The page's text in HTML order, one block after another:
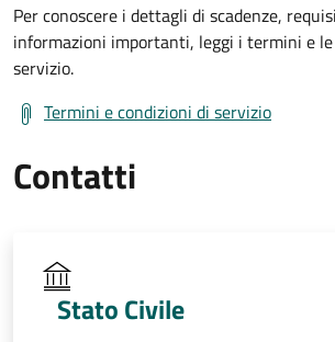
Per conoscere i dettagli di scadenze,
informazioni importanti, leggi i termini e
servizio.
Termini e condizioni di servizio
Contatti
Stato Civile